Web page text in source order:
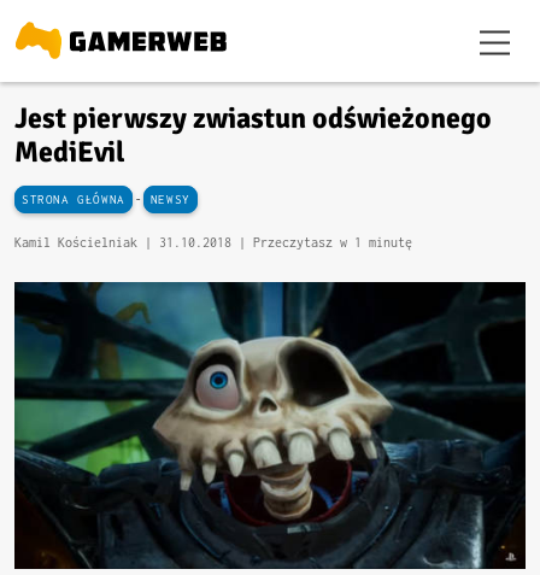
Jest pierwszy zwiastun odświeżonego
MediEvil
STRONA GŁÓWNA - NEWSY
Kamil Kościelniak | 31.10.2018 | Przeczytasz w 1 minutę